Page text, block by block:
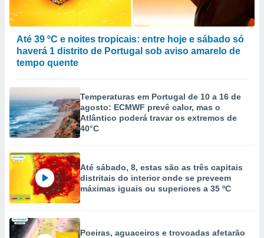
Até 39 ºC e noites tropicais: entre hoje e sábado só
haverá 1 distrito de Portugal sob aviso amarelo de
tempo quente
Temperaturas em Portugal de 10 a 16 de
agosto: ECMWF prevê calor, mas o
Atlântico poderá travar os extremos de
40°C
Até sábado, 8, estas são as três capitais
distritais do interior onde se preveem
máximas iguais ou superiores a 35 ºC
Poeiras, aguaceiros e trovoadas afetarão